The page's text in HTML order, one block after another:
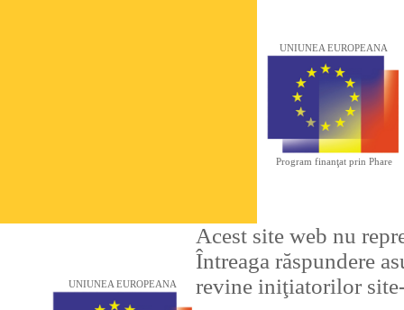
UNIUNEA EUROPEANA
Program finanţat prin Phare
UNIUNEA EUROPEANA
Acest site web nu
Întreaga răspundere
revine iniţiatorilor